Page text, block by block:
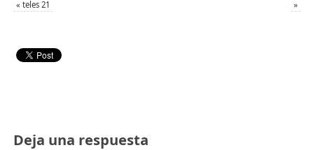
« teles 21 »
Deja una respuesta